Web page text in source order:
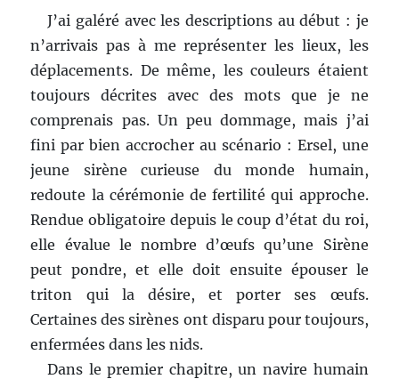
J’ai galéré avec les descriptions au début : je
n’arrivais pas à me représenter les lieux, les
déplacements. De même, les couleurs étaient
toujours décrites avec des mots que je ne
comprenais pas. Un peu dommage, mais j’ai
fini par bien accrocher au scénario : Ersel, une
jeune sirène curieuse du monde humain,
redoute la cérémonie de fertilité qui approche.
Rendue obligatoire depuis le coup d’état du roi,
elle évalue le nombre d’œufs qu’une Sirène
peut pondre, et elle doit ensuite épouser le
triton qui la désire, et porter ses œufs.
Certaines des sirènes ont disparu pour toujours,
enfermées dans les nids.
Dans le premier chapitre, un navire humain